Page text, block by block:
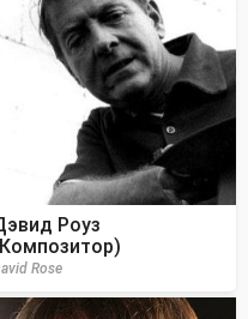
Роуз
Rose